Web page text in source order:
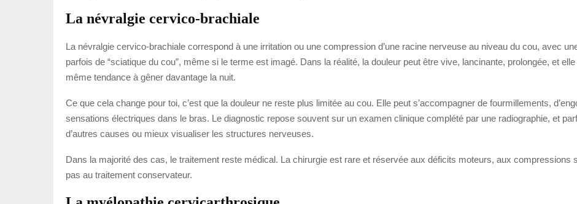
La névralgie cervico-brachiale
La névralgie cervico-brachiale correspond à une irritation ou une compression d’une racine nerveuse au niveau du cou, avec
parfois de “sciatique du cou”, même si le terme est imagé. Dans la réalité, la douleur peut être vive, lancinante, prolongée, et
même tendance à gêner davantage la nuit.
Ce que cela change pour toi, c’est que la douleur ne reste plus limitée au cou. Elle peut s’accompagner de fourmillements,
sensations électriques dans le bras. Le diagnostic repose souvent sur un examen clinique complété par une radiographie, et
d’autres causes ou mieux visualiser les structures nerveuses.
Dans la majorité des cas, le traitement reste médical. La chirurgie est rare et réservée aux déficits moteurs, aux compressions
pas au traitement conservateur.